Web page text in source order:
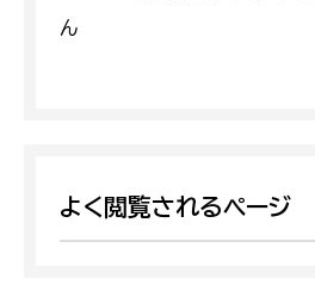
ん
よく閲覧されるページ